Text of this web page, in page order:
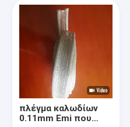
πλέγμα καλωδίων
0.11mm Emi που